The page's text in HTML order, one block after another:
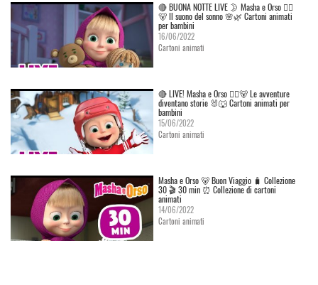
🔴 BUONA NOTTE LIVE 🌛 Masha e Orso 👱‍♀️
🐻 Il suono del sonno 🌸🌿 Cartoni animati
per bambini
16/06/2022
Cartoni animati
🔴 LIVE! Masha e Orso 👱‍♀️🐻 Le avventure
diventano storie 🐰🐺 Cartoni animati per
bambini
15/06/2022
Cartoni animati
Masha e Orso 🐻 Buon Viaggio 🧳 Сollezione
30 🎬 30 min ⏰ Collezione di cartoni
animati
14/06/2022
Cartoni animati